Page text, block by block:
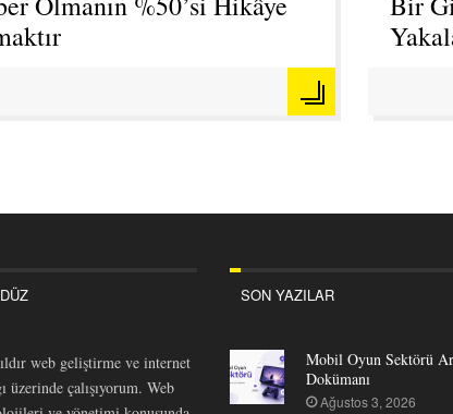
web geliştirme ve internet
üzerinde çalışıyorum. Web
SON YAZILAR
Mobil Oyun Sektörü
Dokümanı
Ağustos 3, 2026